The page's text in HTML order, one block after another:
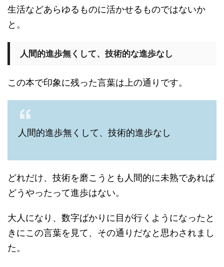
生活などあらゆるものに活かせるものではないか
と。
人間的進歩無くして、技術的な進歩なし
この本で印象に残った言葉は上の通りです。
人間的進歩無くして、技術的進歩なし
どれだけ、技術を磨こうとも人間的に未熟であれば
どうやったって進歩はない。
大人になり、数字ばかりに目が行くようになったと
きにこの言葉を見て、その通りだなと思わされまし
た。